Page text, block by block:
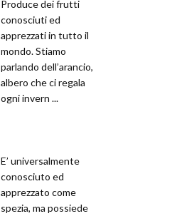
Produce dei frutti
conosciuti ed
apprezzati in tutto il
mondo. Stiamo
parlando dell’arancio,
albero che ci regala
ogni invern ...
E’ universalmente
conosciuto ed
apprezzato come
spezia, ma possiede